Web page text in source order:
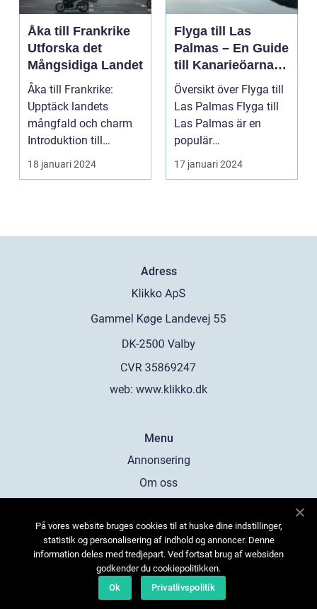
Åka till Frankrike
Utforska det
Mångsidiga Landet
Åka till Frankrike:
Upptäck landets
mångfald och charm
Introduktion till
Frankrike och dess
popular...
18 januari 2024
Flyga till Las
Palmas – En Guide
till Kanarieöarnas
Pärla
Översikt över Flyga till
Las Palmas Flyga till
Las Palmas är en
populär
semesterdestination
för män...
17 januari 2024
Adress
web: www.klikko.dk
Menu
Annonsering
Om oss
Kontakta oss
Sitemap
På vores website bruges cookies til at huske dine indstillinger,
statistik og personalisering af indhold og annoncer. Denne
information deles med tredjepart. Ved fortsat brug af websiden
godkender du cookiepolitikken.
Ok
Privatlivspolitik